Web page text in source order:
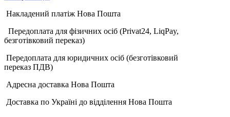
Накладений платіж Нова Пошта
Передоплата для фізичних осіб (Privat24, LiqPay,
безготівковий переказ)
Передоплата для юридичних осіб (безготівковий
переказ ПДВ)
Адресна доставка Нова Пошта
Доставка по Україні до відділення Нова Пошта